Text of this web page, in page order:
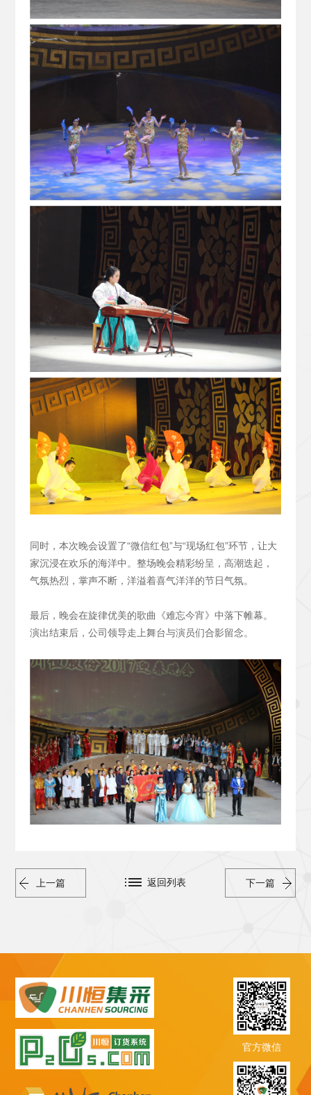
同时，本次晚会设置了“微信红包”与“现场红包”环节，让大
家沉浸在欢乐的海洋中。整场晚会精彩纷呈，高潮迭起，
气氛热烈，掌声不断，洋溢着喜气洋洋的节日气氛。
最后，晚会在旋律优美的歌曲《难忘今宵》中落下帷幕。
演出结束后，公司领导走上舞台与演员们合影留念。
上一篇 下一篇
返回列表
官方微信